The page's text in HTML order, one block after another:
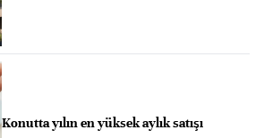
Konutta yılın en yüksek aylık satışı